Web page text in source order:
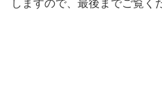
しますので、最後までご覧く